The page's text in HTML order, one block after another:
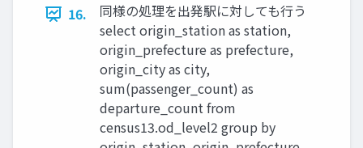
16.
同様の処理を出発駅に対しても行う
select origin_station as station,
origin_prefecture as prefecture,
origin_city as city,
sum(passenger_count) as
departure_count from
census13.od_level2 group by